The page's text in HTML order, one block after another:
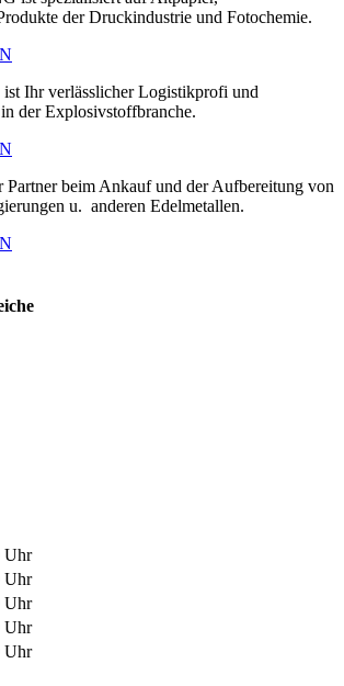
der Druckindustrie und Fotochemie.
Ihr verlässlicher Logistikprofi und
der Explosivstoffbranche.
beim Ankauf und der Aufbereitung von
u. anderen Edelmetallen.
Uhr
Uhr
Uhr
Uhr
Uhr